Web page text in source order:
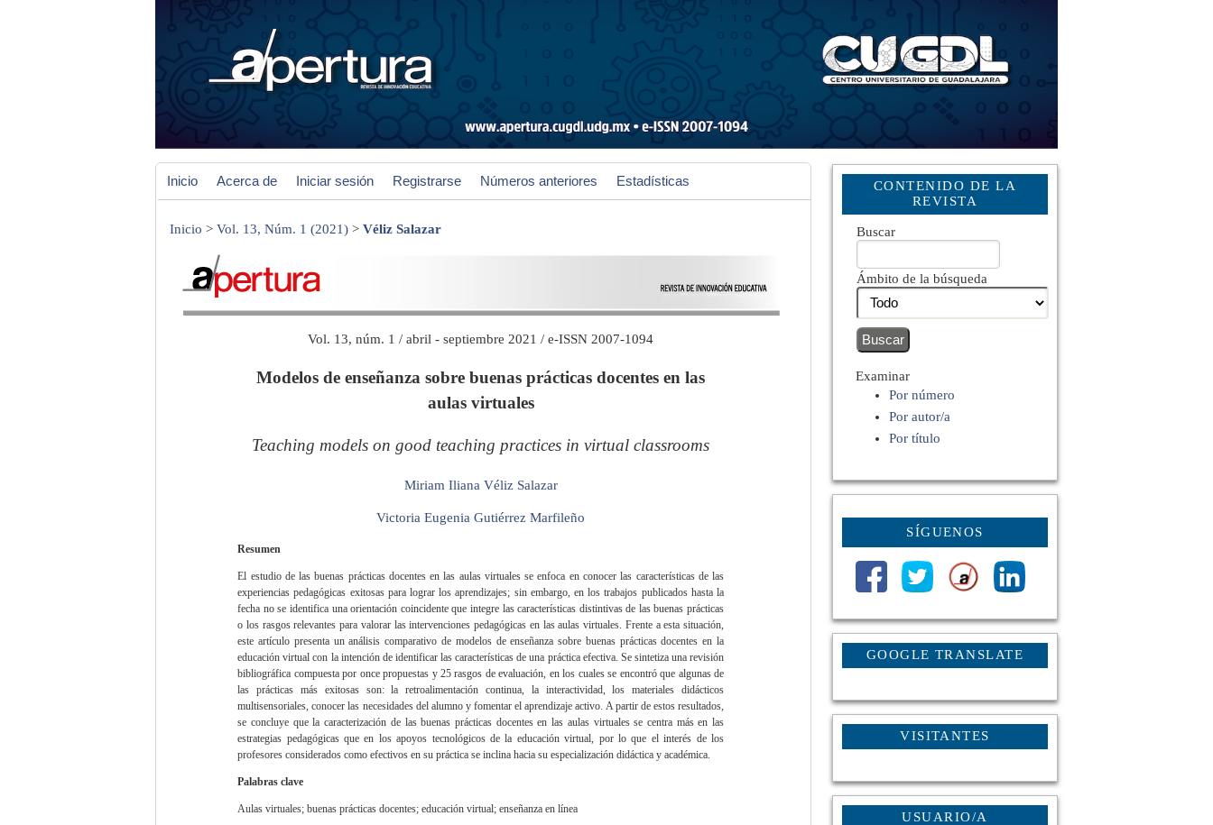
GOOGLE TRANSLATE
VISITANTES
CONTENIDO DE LA
REVISTA
Buscar
Ámbito de la búsqueda
Examinar
Por número
Por autor/a
Por título
SÍGUENOS
USUARIO/A
Inicio Acerca de Iniciar sesión Registrarse Números anteriores Estadísticas
Inicio > Vol. 13, Núm. 1 (2021)> Véliz Salazar
Vol. 13, núm. 1 / abril - septiembre 2021 / e-ISSN 2007-1094
Modelos de enseñanza sobre buenas prácticas docentes en las
aulas virtuales
Teaching models on good teaching practices in virtual classrooms
Miriam Iliana Véliz Salazar
Victoria Eugenia Gutiérrez Marfileño
Resumen
El estudio de las buenas prácticas docentes en las aulas virtuales se enfoca en conocer las características de las
experiencias pedagógicas exitosas para lograr los aprendizajes; sin embargo, en los trabajos publicados hasta la
fecha no se identifica una orientación coincidente que integre las características distintivas de las buenas prácticas
o los rasgos relevantes para valorar las intervenciones pedagógicas en las aulas virtuales. Frente a esta situación,
este artículo presenta un análisis comparativo de modelos de enseñanza sobre buenas prácticas docentes en la
educación virtual con la intención de identificar las características de una práctica efectiva. Se sintetiza una revisión
bibliográfica compuesta por once propuestas y 25 rasgos de evaluación, en los cuales se encontró que algunas de
las prácticas más exitosas son: la retroalimentación continua, la interactividad, los materiales didácticos
multisensoriales, conocer las necesidades del alumno y fomentar el aprendizaje activo. A partir de estos resultados,
se concluye que la caracterización de las buenas prácticas docentes en las aulas virtuales se centra más en las
estrategias pedagógicas que en los apoyos tecnológicos de la educación virtual, por lo que el interés de los
profesores considerados como efectivos en su práctica se inclina hacia su especialización didáctica y académica.
Palabras clave
Aulas virtuales; buenas prácticas docentes; educación virtual; enseñanza en línea